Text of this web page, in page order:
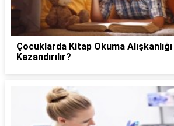
Çocuklarda Kitap Okuma Alışkanlığı
Kazandırılır?